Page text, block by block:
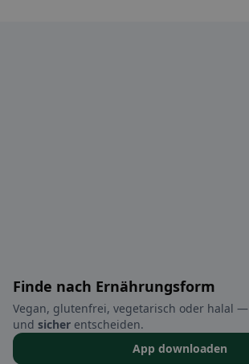
Finde nach Ernährungsform
Vegan, glutenfrei, vegetarisch oder halal —
und sicher entscheiden.
App downloaden